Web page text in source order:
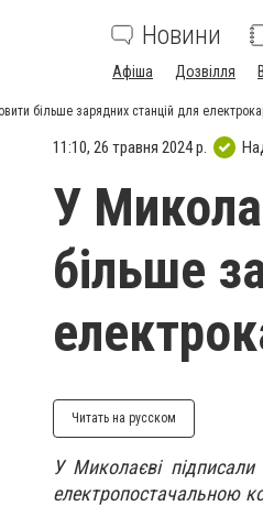
Новини
Афіша Дозвілля
більше зарядних станцій для
11:10, 26 травня 2024 р.
У
більше
Читать на русском
У Миколаєві
електропостачальною